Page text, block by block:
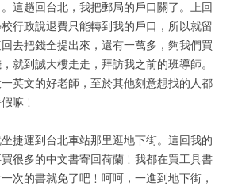
這趟回台北，我把郵局的戶口關了。上回
行政說退費只能轉到我的戶口，所以就留
去把錢全提出來，還有一萬多，夠我們買
就到誠大樓走走，拜訪我之前的班導師。
英文的好老師，至於其他刻意想找的人都
嘛﹗
捷運到台北車站那里逛地下街。這回我的
很多的中文書寄回荷蘭﹗我都在買工具書
次的書就免了吧﹗呵呵，一進到地下街，